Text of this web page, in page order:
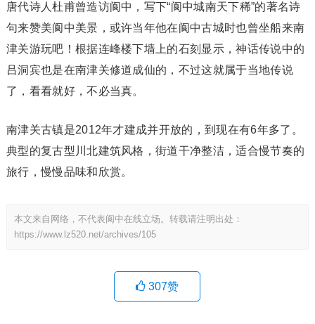
唐代诗人杜甫曾造访阆中，写下“阆中城南天下稀”的著名诗
句来赞美阆中美景，或许当年他在阆中古城时也曾坐船来南
津关游玩吧！根据连峰楼下墙上的石刻显示，神话传说中的
吕洞宾也是在南津关修道成仙的，不过这就属于当地传说
了，看看就好，不必当真。
南津关古镇是2012年才建成并开放的，到现在有6年多了。
典型的复古型川北建筑风格，街道干净整洁，适合慢节奏的
旅行，慢慢品味和欣赏。
本文来自网络，不代表阆中在线立场。转载请注明出处：
https://www.lz520.net/archives/105
307赞